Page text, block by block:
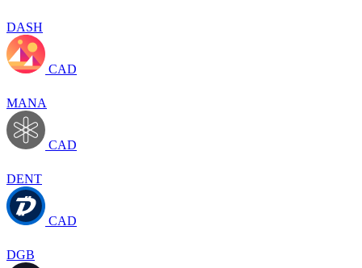
DASH
CAD
MANA
CAD
DENT
CAD
DGB